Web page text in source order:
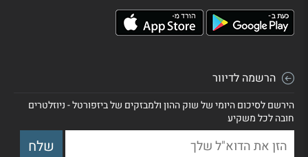
הרשמה לדיוור
הירשם לסיכום היומי של שוק ההון ולמבזקים של ביזפורטל - ניוזלטרים
חובה לכל משקיע